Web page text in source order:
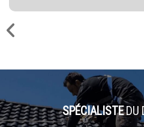
SPÉCIALISTEDU